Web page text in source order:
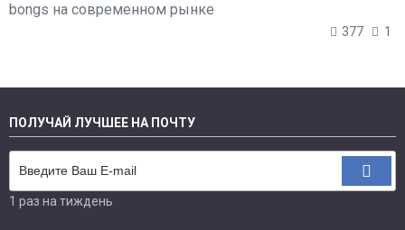
bongs на современном рынке
377 1
ПОЛУЧАЙ ЛУЧШЕЕ НА ПОЧТУ
1 раз на тиждень